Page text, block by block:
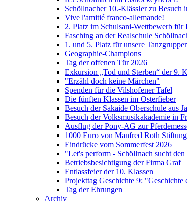
Schöllnacher 10.-Klässler zu Besuch
Vive l'amitié franco-allemande!
2. Platz im Schulsani-Wettbewerb für
Fasching an der Realschule
1. und 5. Platz für unsere
Geographie-Champions
Tag der offenen Tür 2026
Exkursion „Tod und Sterben“ der 9.
"Erzähl doch keine Märchen"
Spenden für die Vilshofener Tafel
Die fünften Klassen im Osterfieber
Besuch der Sakaide Oberschule aus
Besuch der Volksmusikakademie in
Ausflug der Pony-AG zur
1000 Euro von Manfred Roth
Eindrücke vom Sommerfest 2026
"Let's perform - Schöllnach sucht den
Betriebsbesichtigung der Firma Graf
Entlassfeier der 10. Klassen
Projekttag Geschichte 9: "Geschichte
Tag der Ehrungen
Archiv